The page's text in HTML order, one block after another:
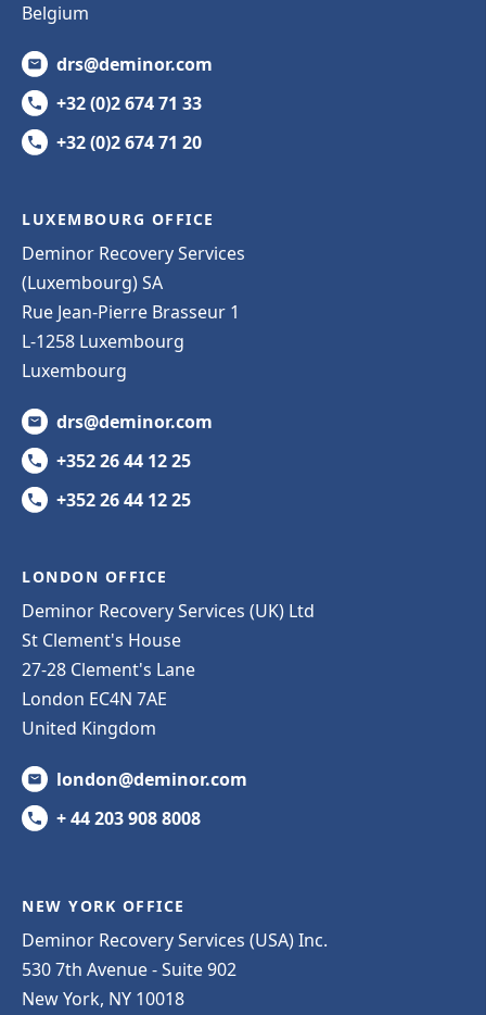
Belgium
drs@deminor.com
+32 (0)2 674 71 33
+32 (0)2 674 71 20
LUXEMBOURG OFFICE
Deminor Recovery Services
(Luxembourg) SA
Rue Jean-Pierre Brasseur 1
L-1258 Luxembourg
Luxembourg
drs@deminor.com
+352 26 44 12 25
+352 26 44 12 25
LONDON OFFICE
Deminor Recovery Services (UK) Ltd
St Clement's House
27-28 Clement's Lane
London EC4N 7AE
United Kingdom
london@deminor.com
+ 44 203 908 8008
NEW YORK OFFICE
Deminor Recovery Services (USA) Inc.
530 7th Avenue - Suite 902
New York, NY 10018